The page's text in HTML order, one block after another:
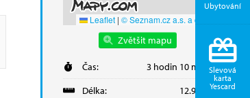
Leaflet | © Seznam.cz a.s. a další
Zvětšit mapu
Čas:
3 hodin 10 minut
Délka:
12.95 km
Ubytování
Slevová
karta
Yescard